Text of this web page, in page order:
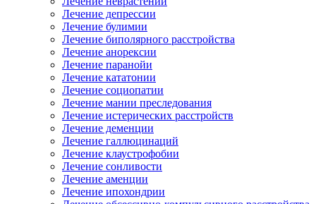
Лечение депрессии
Лечение булимии
Лечение биполярного расстройства
Лечение анорексии
Лечение паранойи
Лечение кататонии
Лечение социопатии
Лечение мании преследования
Лечение истерических расстройств
Лечение деменции
Лечение галлюцинаций
Лечение клаустрофобии
Лечение сонливости
Лечение аменции
Лечение ипохондрии